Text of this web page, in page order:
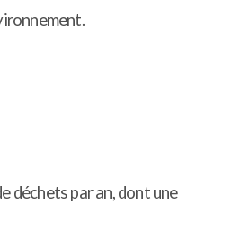
déchets par an, dont une